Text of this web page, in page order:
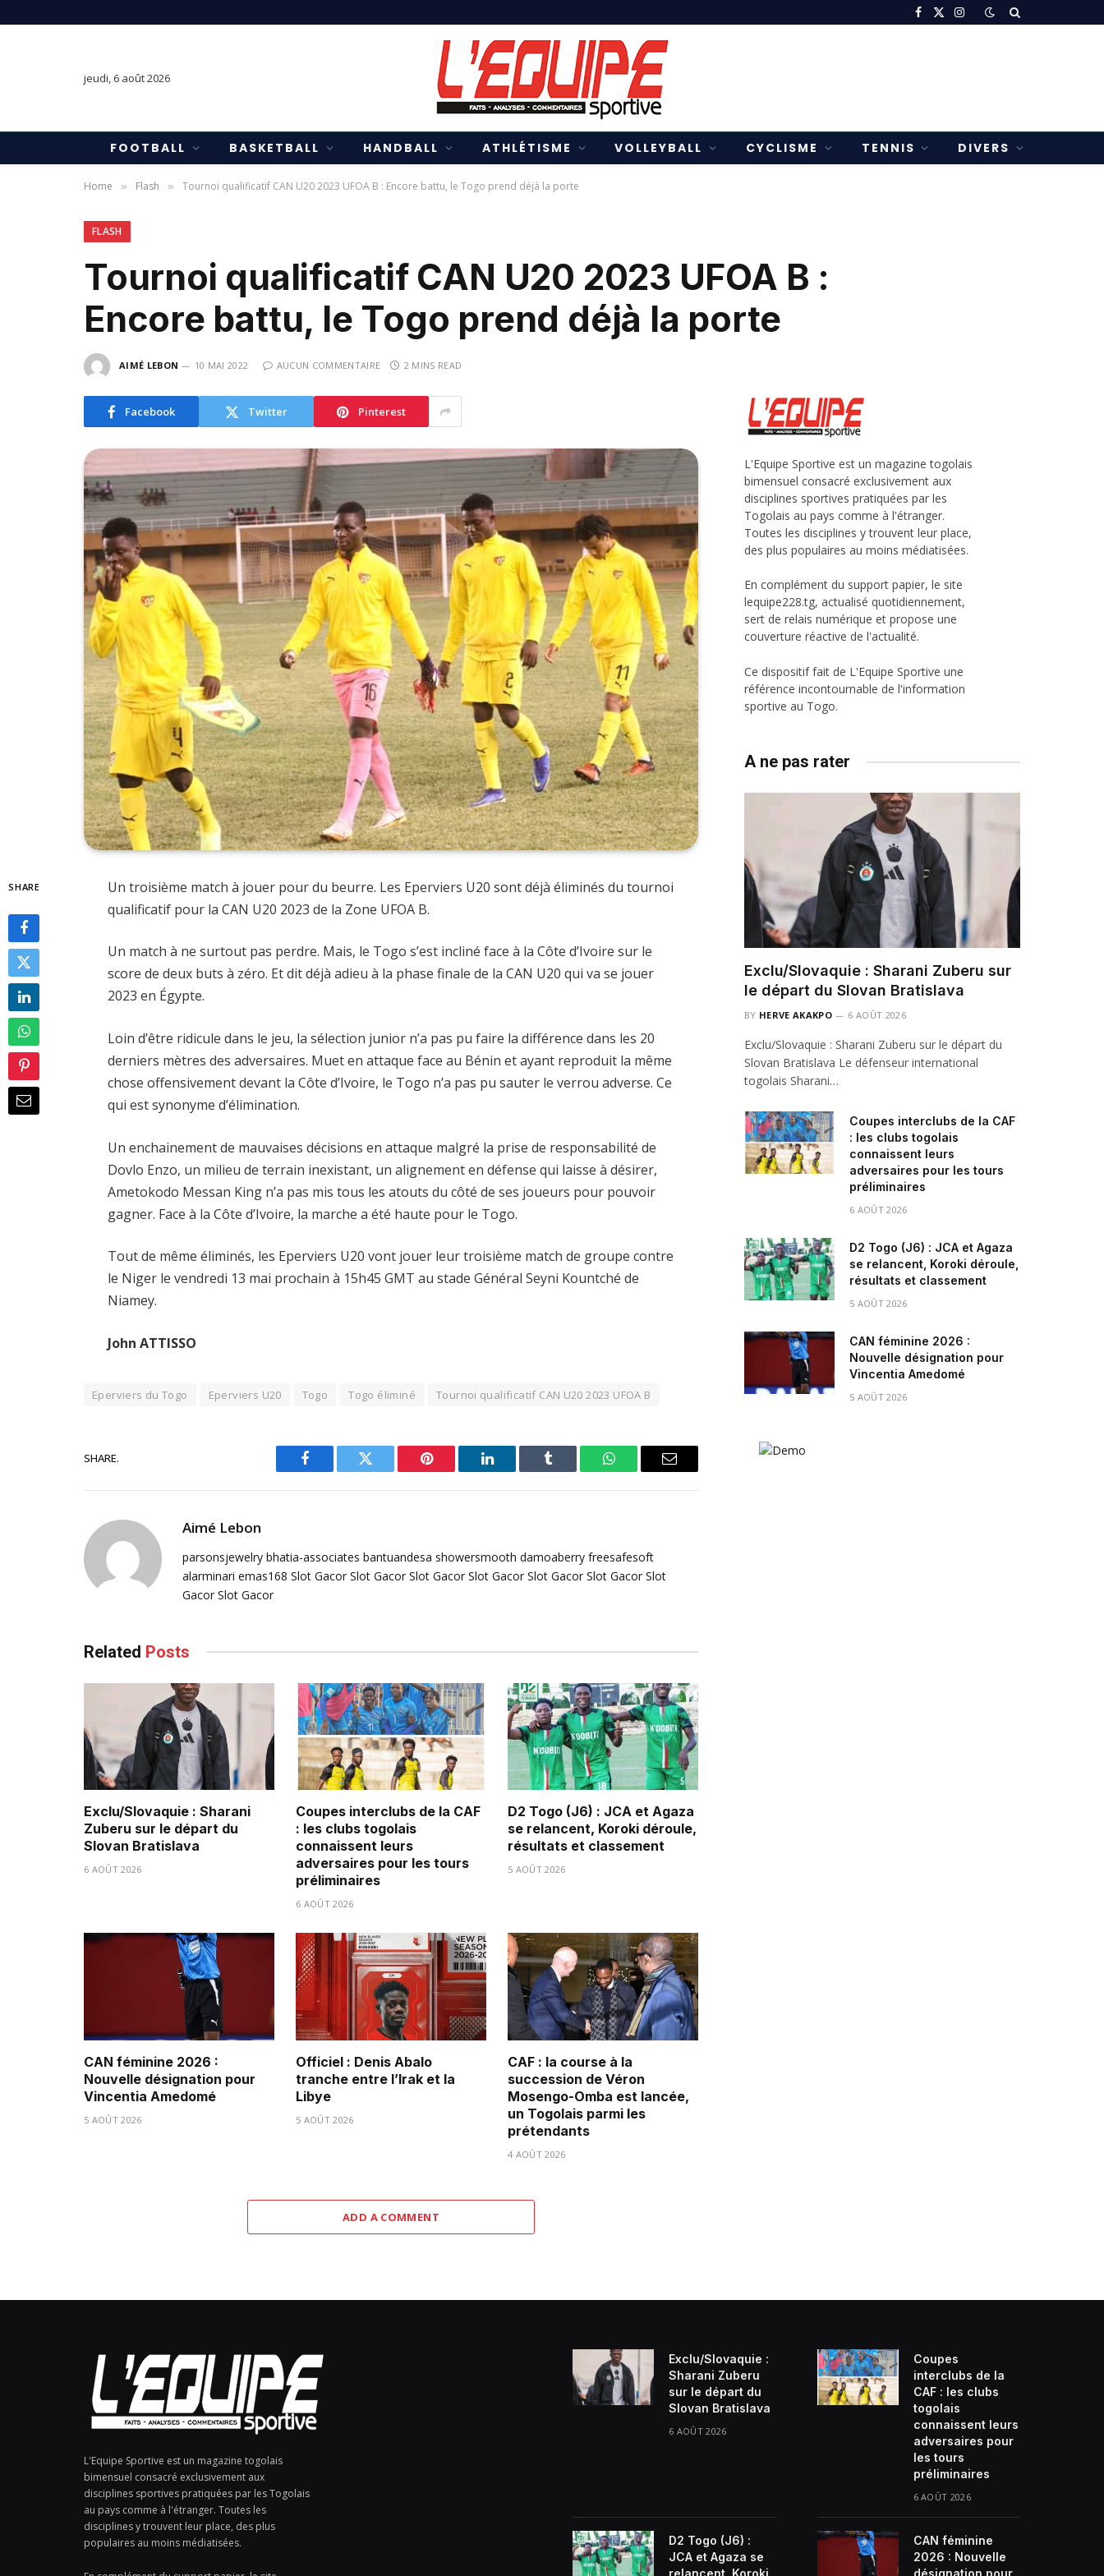
Facebook
X
Instagram
jeudi, 6 août 2026
FOOTBALL BASKETBALL HANDBALL ATHLÉTISME VOLLEYBALL CYCLISME TENNIS DIVERS
Home » Flash » Tournoi qualificatif CAN U20 2023 UFOA B : Encore battu, le Togo prend déjà la porte
FLASH
Tournoi qualificatif CAN U20 2023 UFOA B :
Encore battu, le Togo prend déjà la porte
AIMÉ LEBON 10 MAI 2022 AUCUN COMMENTAIRE 2 MINS READ
Facebook Twitter Pinterest
SHARE
Un troisième match à jouer pour du beurre. Les Eperviers U20 sont déjà éliminés du tournoi
qualificatif pour la CAN U20 2023 de la Zone UFOA B.
Un match à ne surtout pas perdre. Mais, le Togo s’est incliné face à la Côte d’Ivoire sur le
score de deux buts à zéro. Et dit déjà adieu à la phase finale de la CAN U20 qui va se jouer
2023 en Égypte.
Loin d’être ridicule dans le jeu, la sélection junior n’a pas pu faire la différence dans les 20
derniers mètres des adversaires. Muet en attaque face au Bénin et ayant reproduit la même
chose offensivement devant la Côte d’Ivoire, le Togo n’a pas pu sauter le verrou adverse. Ce
qui est synonyme d’élimination.
Un enchainement de mauvaises décisions en attaque malgré la prise de responsabilité de
Dovlo Enzo, un milieu de terrain inexistant, un alignement en défense qui laisse à désirer,
Ametokodo Messan King n’a pas mis tous les atouts du côté de ses joueurs pour pouvoir
gagner. Face à la Côte d’Ivoire, la marche a été haute pour le Togo.
Tout de même éliminés, les Eperviers U20 vont jouer leur troisième match de groupe contre
le Niger le vendredi 13 mai prochain à 15h45 GMT au stade Général Seyni Kountché de
Niamey.
John ATTISSO
Eperviers du Togo Eperviers U20 Togo Togo éliminé Tournoi qualificatif CAN U20 2023 UFOA B
SHARE.
Facebook Twitter Pinterest LinkedIn Tumblr WhatsAppEmail
Aimé Lebon
parsonsjewelry bhatia-associates bantuandesa showersmooth damoaberry freesafesoft
alarminari emas168 Slot Gacor Slot Gacor Slot Gacor Slot Gacor Slot Gacor Slot Gacor Slot
Gacor Slot Gacor
Related Posts
Exclu/Slovaquie : Sharani
Zuberu sur le départ du
Slovan Bratislava
6 AOÛT 2026
Coupes interclubs de la CAF
: les clubs togolais
connaissent leurs
adversaires pour les tours
préliminaires
6 AOÛT 2026
D2 Togo (J6) : JCA et Agaza
se relancent, Koroki déroule,
résultats et classement
5 AOÛT 2026
CAN féminine 2026 :
Nouvelle désignation pour
Vincentia Amedomé
5 AOÛT 2026
Officiel : Denis Abalo
tranche entre l’Irak et la
Libye
5 AOÛT 2026
CAF : la course à la
succession de Véron
Mosengo-Omba est lancée,
un Togolais parmi les
prétendants
4 AOÛT 2026
ADD A COMMENT
L'Equipe Sportive est un magazine togolais
bimensuel consacré exclusivement aux
disciplines sportives pratiquées par les
Togolais au pays comme à l'étranger.
Toutes les disciplines y trouvent leur place,
des plus populaires au moins médiatisées.
En complément du support papier, le site
lequipe228.tg, actualisé quotidiennement,
sert de relais numérique et propose une
couverture réactive de l'actualité.
Ce dispositif fait de L'Equipe Sportive une
référence incontournable de l'information
sportive au Togo.
A ne pas rater
Exclu/Slovaquie : Sharani Zuberu sur
le départ du Slovan Bratislava
BY HERVE AKAKPO 6 AOÛT 2026
Exclu/Slovaquie : Sharani Zuberu sur le départ du
Slovan Bratislava Le défenseur international
togolais Sharani…
Coupes interclubs de la CAF
: les clubs togolais
connaissent leurs
adversaires pour les tours
préliminaires
6 AOÛT 2026
D2 Togo (J6) : JCA et Agaza
se relancent, Koroki déroule,
résultats et classement
5 AOÛT 2026
CAN féminine 2026 :
Nouvelle désignation pour
Vincentia Amedomé
5 AOÛT 2026
L'Equipe Sportive est un magazine togolais
bimensuel consacré exclusivement aux
disciplines sportives pratiquées par les Togolais
au pays comme à l'étranger. Toutes les
disciplines y trouvent leur place, des plus
populaires au moins médiatisées.
Exclu/Slovaquie :
Sharani Zuberu
sur le départ du
Slovan Bratislava
6 AOÛT 2026
Coupes
interclubs de la
CAF : les clubs
togolais
connaissent leurs
adversaires pour
les tours
préliminaires
6 AOÛT 2026
D2 Togo (J6) :
JCA et Agaza se
relancent, Koroki
CAN féminine
2026 : Nouvelle
désignation pour